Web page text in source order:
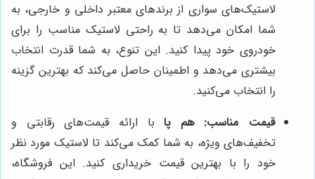
لاستیک‌های سواری از برندهای معتبر داخلی و خارجی، به
شما امکان می‌دهد تا به راحتی لاستیک مناسب را برای
خودروی خود پیدا کنید. این تنوع، به شما قدرت انتخاب
بیشتری می‌دهد و اطمینان حاصل می‌کند که بهترین گزینه
را انتخاب می‌کنید.
قیمت مناسب: هم پابا ارائه قیمت‌های رقابتی و
تخفیف‌های ویژه، به شما کمک می‌کند تا لاستیک مورد نظر
خود را با بهترین قیمت خریداری کنید. این فروشگاه،